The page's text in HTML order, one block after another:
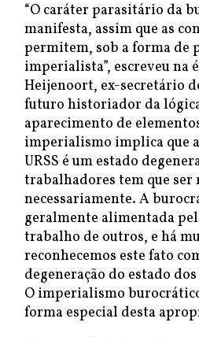
“O caráter parasitário da
manifesta, assim que as
permitem, sob a forma de
imperialista”, escreveu na
Heijenoort, ex-secretário
futuro historiador da
aparecimento de
imperialismo implica que
URSS é um estado
trabalhadores tem que ser
necessariamente. A
geralmente alimentada
trabalho de outros, e há
reconhecemos este fato
degeneração do estado
O imperialismo
forma especial desta